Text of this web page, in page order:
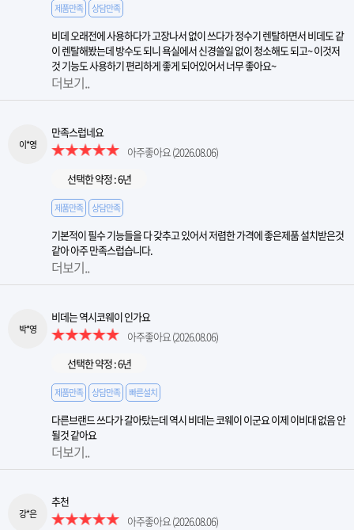
제품만족 상담만족
비데 오래전에 사용하다가 고장나서 없이 쓰다가 정수기 렌탈하면서 비데도 같
이 렌탈해봤는데 방수도 되니 욕실에서 신경쓸일 없이 청소해도 되고~ 이것저
것 기능도 사용하기 편리하게 좋게 되어있어서 너무 좋아요~
더보기..
이*영
만족스럽네요
아주좋아요 (2026.08.06)
선택한 약정 : 6년
제품만족 상담만족
기본적이 필수 기능들을 다 갖추고 있어서 저렴한 가격에 좋은제품 설치받은것
같아 아주 만족스럽습니다.
더보기..
박*영
비데는 역시코웨이 인가요
아주좋아요 (2026.08.06)
선택한 약정 : 6년
제품만족 상담만족 빠른설치
다른브랜드 쓰다가 갈아탔는데 역시 비데는 코웨이 이군요 이제 이비대 없음 안
될것 같아요
더보기..
강*은
추천
아주좋아요 (2026.08.06)